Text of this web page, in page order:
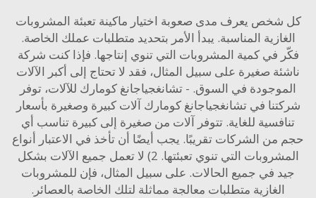
يعرف مدى صعوبة اختيار ماكينة تعبئة المشروبات
المناسبة. يبدأ الأمر بتحديد متطلبات عملك الخاصة.
في كمية المشروبات التي تنوي إنتاجها. فإذا كنت شركة
صغيرة على سبيل المثال، فقد لا تحتاج إلى أكبر الآلات
في السوق. - تشانغجياجانغ كومارك للآلات، توفر
في تشانغجياجانغ كومارك آلات كبيرة وصغيرة بأسعار
للغاية. تتوفر آلات من صغيرة إلى كبيرة تناسب أي
الشركات تقريبًا. يجب أيضًا أن تأخذ في الاعتبار أنواع
المشروبات التي تنوي تعبئتها. 2) لا تعمل جميع الآلات بشكل
في جميع الحالات. على سبيل المثال، فإن للمشروبات
الغازية متطلبات معالجة مماثلة لتلك الخاصة بالعصائر.